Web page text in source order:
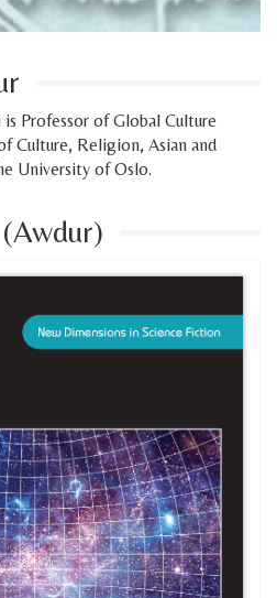
Professor of Global Culture
Culture, Religion, Asian and
University of Oslo.